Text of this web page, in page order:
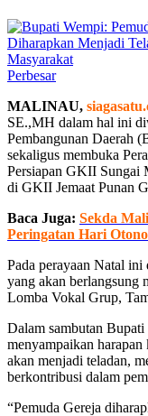
Perbesar
MALINAU,
SE.,MH dalam hal ini
Pembangunan Daerah
sekaligus membuka
Persiapan GKII Sungai
di GKII Jemaat Punan
Baca Juga: Sekda
Peringatan Hari
Pada perayaan Natal ini
yang akan berlangsung
Lomba Vokal Grup,
Dalam sambutan
menyampaikan
akan menjadi teladan,
berkontribusi dalam
“Pemuda Gereja